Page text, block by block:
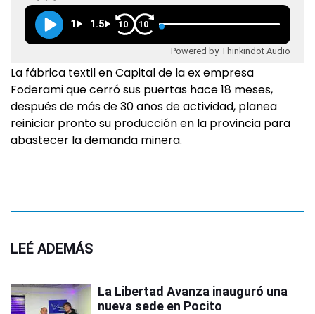
1 1.5 10 10
Powered by Thinkindot Audio
La fábrica textil en Capital de la ex empresa
Foderami que cerró sus puertas hace 18 meses,
después de más de 30 años de actividad, planea
reiniciar pronto su producción en la provincia para
abastecer la demanda minera.
LEÉ ADEMÁS
La Libertad Avanza inauguró una
nueva sede en Pocito